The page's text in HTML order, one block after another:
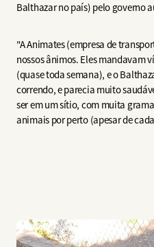
Balthazar no país) pelo governo
"A Animates (empresa de
nossos ânimos. Eles mandavam
(quase toda semana), e o
correndo, e parecia muito
ser em um sítio, com muita
animais por perto (apesar de